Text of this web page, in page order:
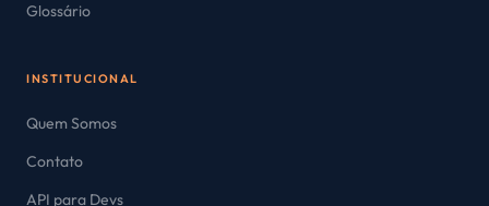
Glossário
INSTITUCIONAL
Quem Somos
Contato
API para Devs